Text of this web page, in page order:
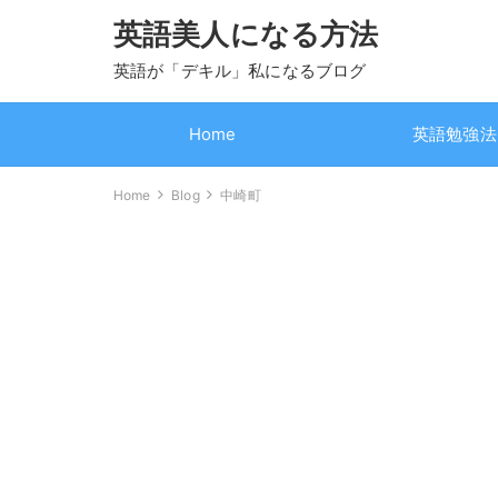
英語美人になる方法
英語が「デキル」私になるブログ
Home 英語勉強法
Home Blog 中崎町